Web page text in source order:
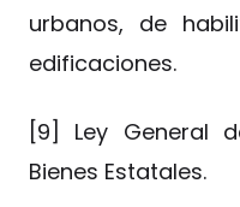
urbanos, de
edificaciones.
[9] Ley General
Bienes Estatales.